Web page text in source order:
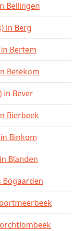
Bellingen
in Berg
Bertem
Betekom
in Bever
Bierbeek
Binkom
Blanden
Bogaarden